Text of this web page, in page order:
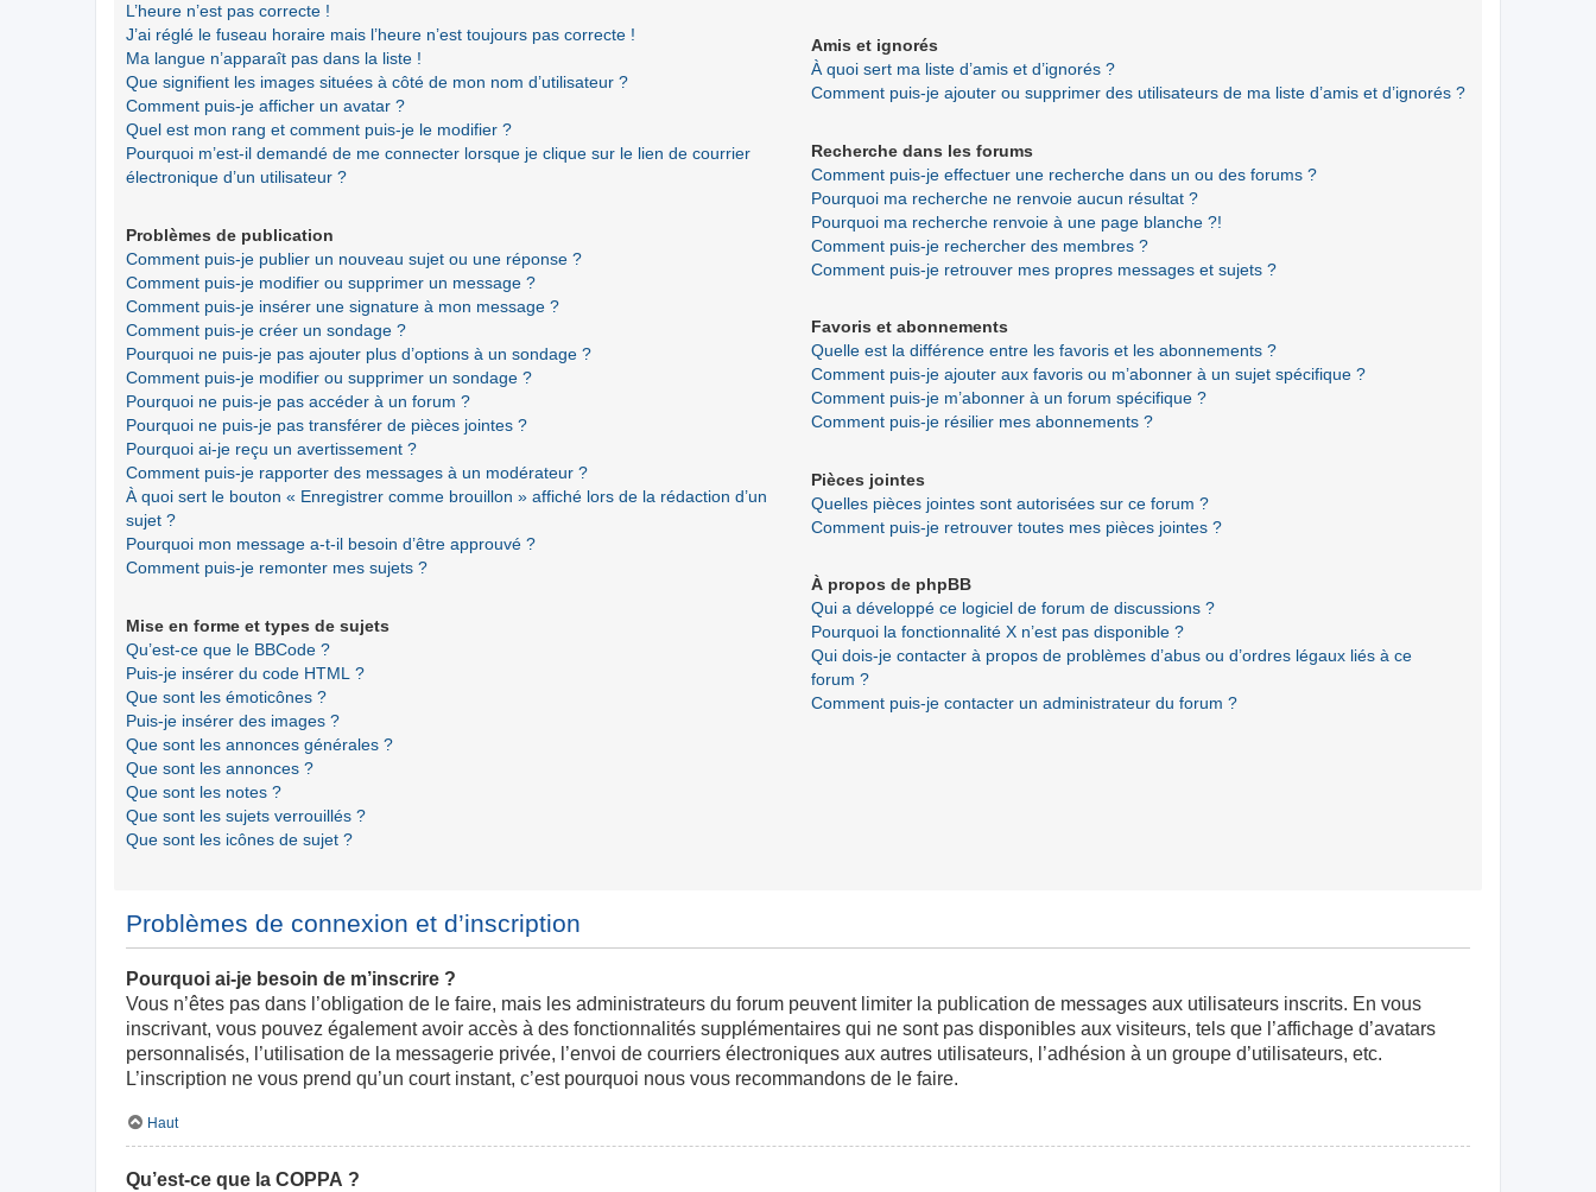
L’heure n’est pas correcte !
J’ai réglé le fuseau horaire mais l’heure n’est toujours pas correcte !
Ma langue n’apparaît pas dans la liste !
Que signifient les images situées à côté de mon nom d’utilisateur ?
Comment puis-je afficher un avatar ?
Quel est mon rang et comment puis-je le modifier ?
Pourquoi m’est-il demandé de me connecter lorsque je clique sur le lien de courrier
électronique d’un utilisateur ?
Problèmes de publication
Comment puis-je publier un nouveau sujet ou une réponse ?
Comment puis-je modifier ou supprimer un message ?
Comment puis-je insérer une signature à mon message ?
Comment puis-je créer un sondage ?
Pourquoi ne puis-je pas ajouter plus d’options à un sondage ?
Comment puis-je modifier ou supprimer un sondage ?
Pourquoi ne puis-je pas accéder à un forum ?
Pourquoi ne puis-je pas transférer de pièces jointes ?
Pourquoi ai-je reçu un avertissement ?
Comment puis-je rapporter des messages à un modérateur ?
À quoi sert le bouton « Enregistrer comme brouillon » affiché lors de la rédaction d’un
sujet ?
Pourquoi mon message a-t-il besoin d’être approuvé ?
Comment puis-je remonter mes sujets ?
Mise en forme et types de sujets
Qu’est-ce que le BBCode ?
Puis-je insérer du code HTML ?
Que sont les émoticônes ?
Puis-je insérer des images ?
Que sont les annonces générales ?
Que sont les annonces ?
Que sont les notes ?
Que sont les sujets verrouillés ?
Que sont les icônes de sujet ?
Amis et ignorés
À quoi sert ma liste d’amis et d’ignorés ?
Comment puis-je ajouter ou supprimer des utilisateurs de ma liste d’amis et d’ignorés ?
Recherche dans les forums
Comment puis-je effectuer une recherche dans un ou des forums ?
Pourquoi ma recherche ne renvoie aucun résultat ?
Pourquoi ma recherche renvoie à une page blanche ?!
Comment puis-je rechercher des membres ?
Comment puis-je retrouver mes propres messages et sujets ?
Favoris et abonnements
Quelle est la différence entre les favoris et les abonnements ?
Comment puis-je ajouter aux favoris ou m’abonner à un sujet spécifique ?
Comment puis-je m’abonner à un forum spécifique ?
Comment puis-je résilier mes abonnements ?
Pièces jointes
Quelles pièces jointes sont autorisées sur ce forum ?
Comment puis-je retrouver toutes mes pièces jointes ?
À propos de phpBB
Qui a développé ce logiciel de forum de discussions ?
Pourquoi la fonctionnalité X n’est pas disponible ?
Qui dois-je contacter à propos de problèmes d’abus ou d’ordres légaux liés à ce
forum ?
Comment puis-je contacter un administrateur du forum ?
Problèmes de connexion et d’inscription
Pourquoi ai-je besoin de m’inscrire ?
Vous n’êtes pas dans l’obligation de le faire, mais les administrateurs du forum peuvent limiter la publication de messages aux utilisateurs inscrits. En vous
inscrivant, vous pouvez également avoir accès à des fonctionnalités supplémentaires qui ne sont pas disponibles aux visiteurs, tels que l’affichage d’avatars
personnalisés, l’utilisation de la messagerie privée, l’envoi de courriers électroniques aux autres utilisateurs, l’adhésion à un groupe d’utilisateurs, etc.
L’inscription ne vous prend qu’un court instant, c’est pourquoi nous vous recommandons de le faire.
Haut
Qu’est-ce que la COPPA ?